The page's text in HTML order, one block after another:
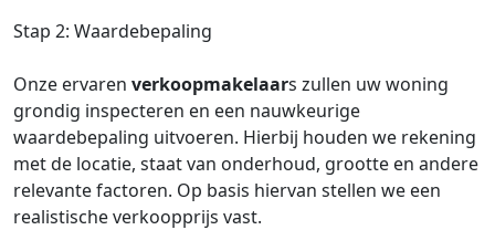
Stap 2: Waardebepaling
Onze ervaren verkoopmakelaars zullen uw woning
grondig inspecteren en een nauwkeurige
waardebepaling uitvoeren. Hierbij houden we rekening
met de locatie, staat van onderhoud, grootte en andere
relevante factoren. Op basis hiervan stellen we een
realistische verkoopprijs vast.